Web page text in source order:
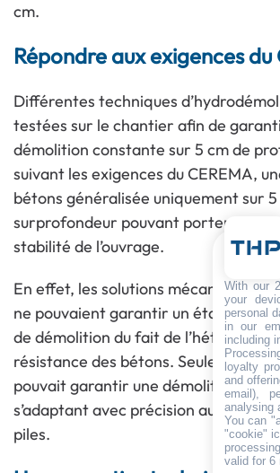
cm.
Répondre aux exigences du
Différentes techniques
testées sur le chantier afin de
démolition constante sur 5 cm de
suivant les exigences du CEREMA,
bétons généralisée uniquement sur 5
surprofondeur pouvant porter un
stabilité de l’ouvrage.
En effet, les solutions mécanisées
ne pouvaient garantir un état
de démolition du fait de
résistance des bétons. Seule la
pouvait garantir une démolition
s’adaptant avec précision aux états
piles.
With our 2
your
personal
in our
including
loyalty
and
email),
analysing
You can
"cookie"
valid for 6